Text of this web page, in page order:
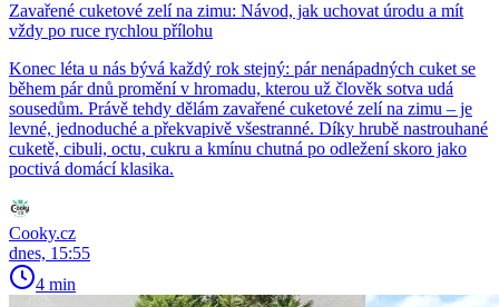
Zavařené cuketové zelí na zimu: Návod, jak uchovat úrodu a mít
vždy po ruce rychlou přílohu
Konec léta u nás bývá každý rok stejný: pár nenápadných cuket se
během pár dnů promění v hromadu, kterou už člověk sotva udá
sousedům. Právě tehdy dělám zavařené cuketové zelí na zimu – je
levné, jednoduché a překvapivě všestranné. Díky hrubě nastrouhané
cuketě, cibuli, octu, cukru a kmínu chutná po odležení skoro jako
poctivá domácí klasika.
Cooky.cz
dnes, 15:55
4 min